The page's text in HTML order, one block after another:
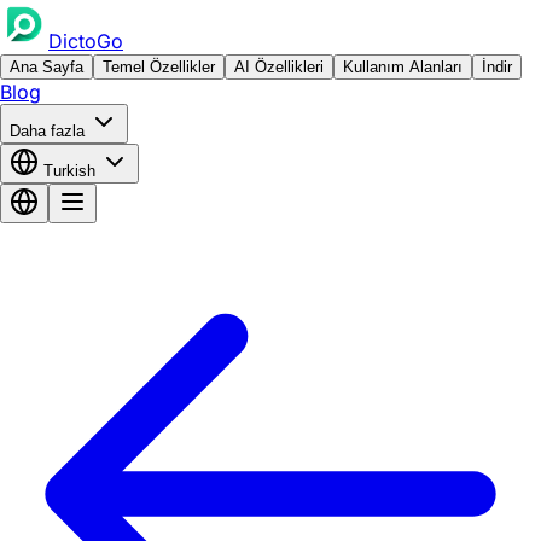
DictoGo
Ana Sayfa Temel Özellikler AI Özellikleri Kullanım Alanları İndir
Blog
Daha fazla
Turkish